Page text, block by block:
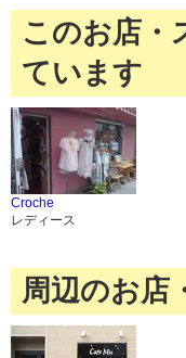
このお店・
ています
Croche
レディース
周辺のお店